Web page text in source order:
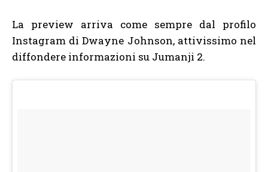
La preview arriva come sempre dal profilo
Instagram di Dwayne Johnson, attivissimo nel
diffondere informazioni su Jumanji 2.